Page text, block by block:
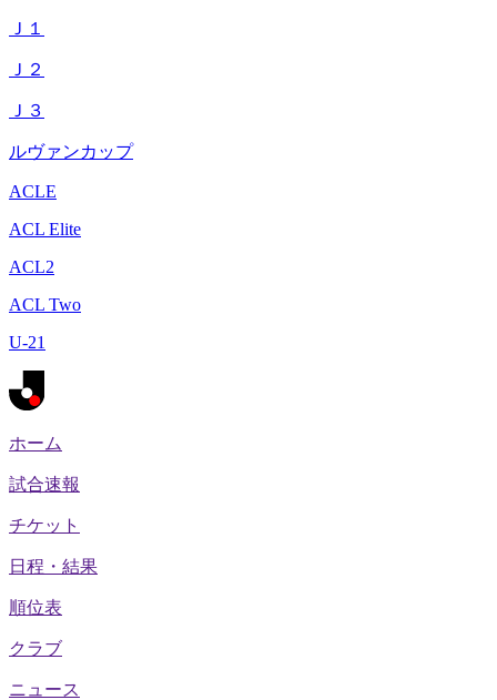
Ｊ１
Ｊ２
Ｊ３
ルヴァンカップ
ACLE
ACL Elite
ACL2
ACL Two
U-21
ホーム
試合速報
チケット
日程・結果
順位表
クラブ
ニュース